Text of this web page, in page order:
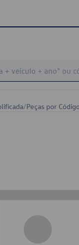
/Peças por